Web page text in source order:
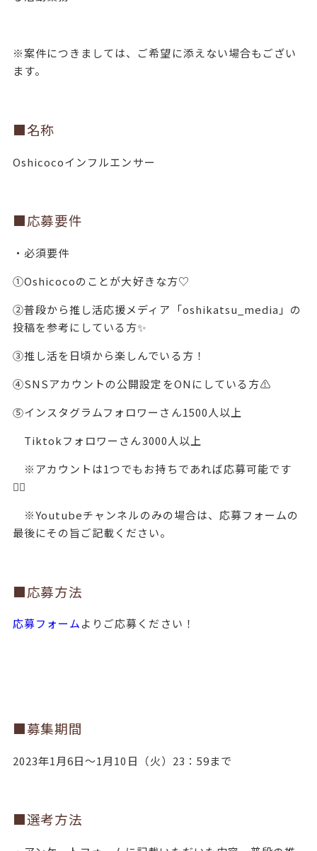
※案件につきましては、ご希望に添えない場合もござい
ます。
■名称
Oshicocoインフルエンサー
■応募要件
・必須要件
①Oshicocoのことが大好きな方♡
②普段から推し活応援メディア「oshikatsu_media」の
投稿を参考にしている方✨
③推し活を日頃から楽しんでいる方！
④SNSアカウントの公開設定をONにしている方⚠️
⑤インスタグラムフォロワーさん1500人以上
Tiktokフォロワーさん3000人以上
※アカウントは1つでもお持ちであれば応募可能です
🙆‍♂️
※Youtubeチャンネルのみの場合は、応募フォームの
最後にその旨ご記載ください。
■応募方法
応募フォームよりご応募ください！
■募集期間
2023年1月6日～1月10日（火）23：59まで
■選考方法